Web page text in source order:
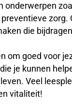
onderwerpen
zorg.
die
om goed voor
je kunnen
Veel
vitaliteit!